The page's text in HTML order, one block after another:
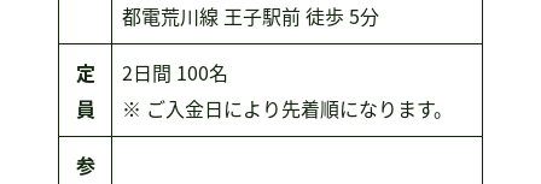
都電荒川線 王子駅前 徒歩 5分
定
員
2日間 100名
※ ご入金日により先着順になります。
参